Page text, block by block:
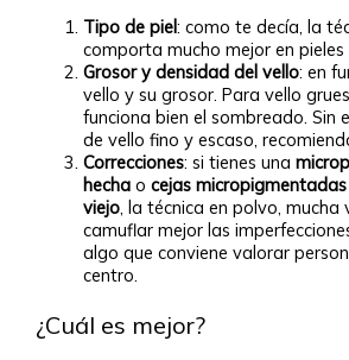
Tipo de piel: como te decía, la
comporta mucho mejor en pieles
Grosor y densidad del vello: en
vello y su grosor. Para vello
funciona bien el sombreado. Sin
de vello fino y escaso,
Correcciones: si tienes una
hecha ocejas
viejo, la técnica en polvo, mucha
camuflar mejor las
algo que conviene valorar
centro.
¿Cuál es mejor?